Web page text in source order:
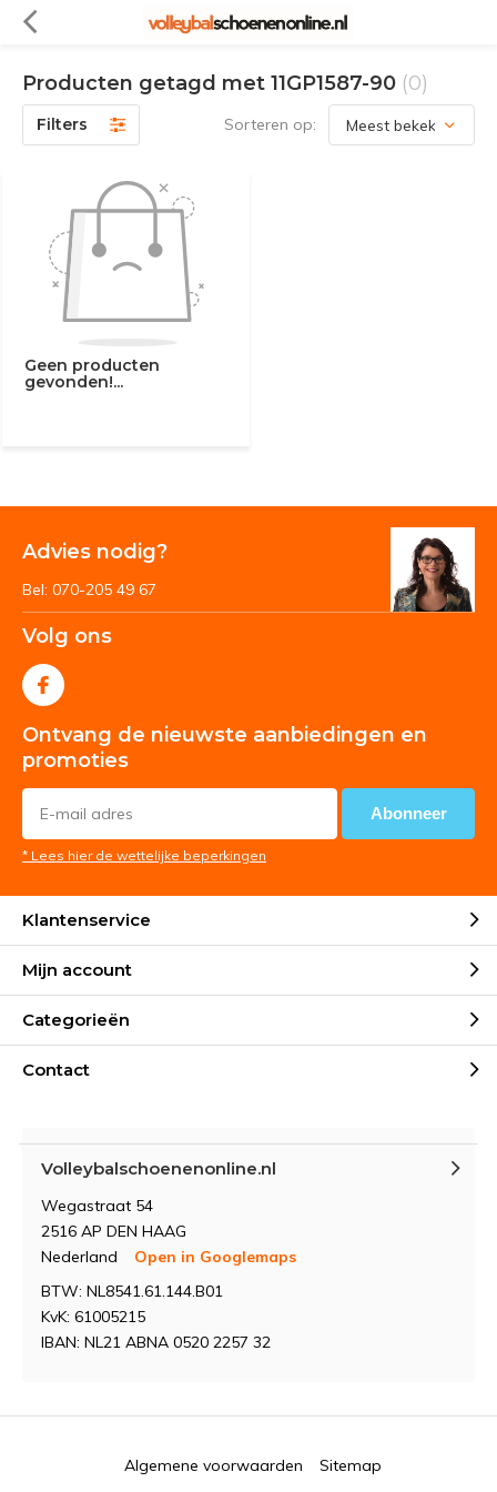
Producten getagd met 11GP1587-90 (0)
Filters Sorteren op:
Geen producten
gevonden!...
Advies nodig?
Bel: 070-205 49 67
Volg ons
Ontvang de nieuwste aanbiedingen en
promoties
Abonneer
* Lees hier de wettelijke beperkingen
Klantenservice
Mijn account
Categorieën
Contact
Volleybalschoenenonline.nl
Wegastraat 54
2516 AP DEN HAAG
Nederland
Open in Googlemaps
BTW: NL8541.61.144.B01
KvK: 61005215
IBAN: NL21 ABNA 0520 2257 32
Algemene voorwaarden Sitemap